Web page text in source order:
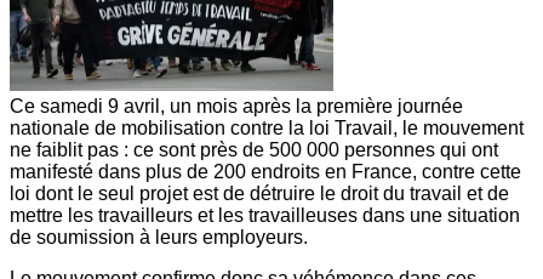
Ce samedi 9 avril, un mois après la première journée
nationale de mobilisation contre la loi Travail, le mouvement
ne faiblit pas : ce sont près de 500 000 personnes qui ont
manifesté dans plus de 200 endroits en France, contre cette
loi dont le seul projet est de détruire le droit du travail et de
mettre les travailleurs et les travailleuses dans une situation
de soumission à leurs employeurs.